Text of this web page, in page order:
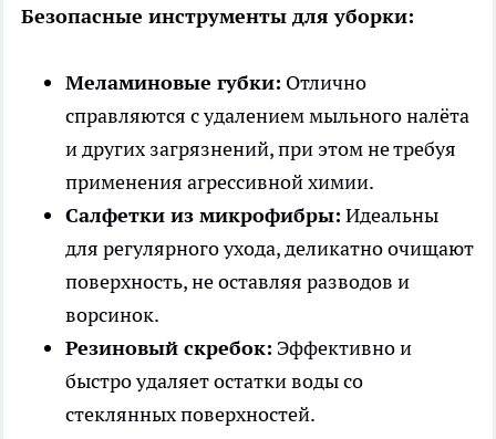
Безопасные инструменты для уборки:
Меламиновые губки: Отлично
справляются с удалением мыльного налёта
и других загрязнений, при этом не требуя
применения агрессивной химии.
Салфетки из микрофибры: Идеальны
для регулярного ухода, деликатно очищают
поверхность, не оставляя разводов и
ворсинок.
Резиновый скребок: Эффективно и
быстро удаляет остатки воды со
стеклянных поверхностей.